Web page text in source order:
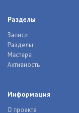
Разделы
Записи
Разделы
Мастера
Активность
Информация
О проекте